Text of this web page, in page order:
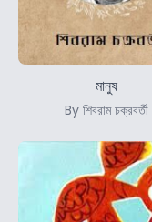
মানুষ
By শিবরাম চক্রবর্তী